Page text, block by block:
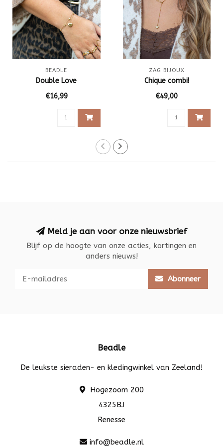
BEADLE
Double Love
€16,99
ZAG BIJOUX
Chique combi!
€49,00
Meld je aan voor onze nieuwsbrief
Blijf op de hoogte van onze acties, kortingen en
anders nieuws!
Abonneer
Beadle
De leukste sieraden- en kledingwinkel van Zeeland!
Hogezoom 200
4325BJ
Renesse
info@beadle.nl